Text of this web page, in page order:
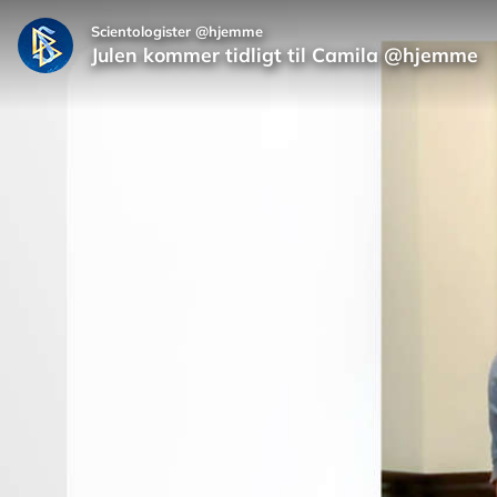
Scientologister @hjemme
Julen kommer tidligt til Camila @hjemme